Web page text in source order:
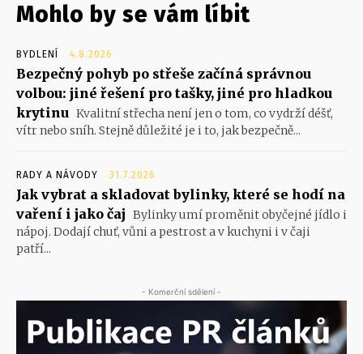
Mohlo by se vám líbit
BYDLENÍ 4.8.2026
Bezpečný pohyb po střeše začíná správnou
volbou: jiné řešení pro tašky, jiné pro hladkou
krytinu Kvalitní střecha není jen o tom, co vydrží déšť,
vítr nebo sníh. Stejně důležité je i to, jak bezpečně...
RADY A NÁVODY 31.7.2026
Jak vybrat a skladovat bylinky, které se hodí na
vaření i jako čaj Bylinky umí proměnit obyčejné jídlo i
nápoj. Dodají chuť, vůni a pestrost a v kuchyni i v čaji
patří...
- Komerční sdělení -